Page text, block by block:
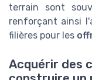
terrain sont
renforçant ainsi
filières pour les
Acquérir des